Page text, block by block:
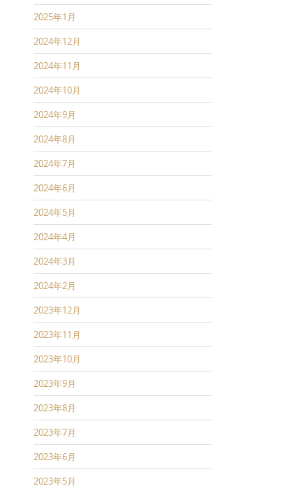
2025年1月
2024年12月
2024年11月
2024年10月
2024年9月
2024年8月
2024年7月
2024年6月
2024年5月
2024年4月
2024年3月
2024年2月
2023年12月
2023年11月
2023年10月
2023年9月
2023年8月
2023年7月
2023年6月
2023年5月